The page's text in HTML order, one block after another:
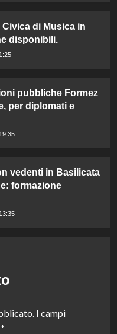
di Musica in
disponibili.
pubbliche Formez
per diplomati e
vedenti in Basilicata
formazione
I campi
*